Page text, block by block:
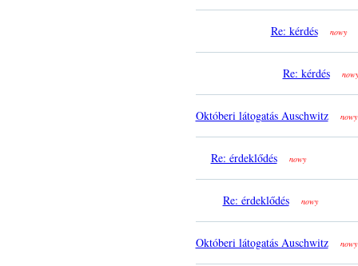
Re: kérdés nowy
Re: kérdés nowy
Októberi látogatás Auschwitz nowy
Re: érdeklődés nowy
Re: érdeklődés nowy
Októberi látogatás Auschwitz nowy